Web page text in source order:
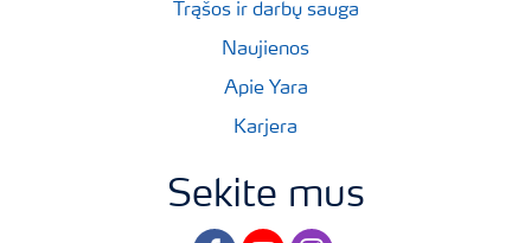
Trąšos ir darbų sauga
Naujienos
Apie Yara
Karjera
Sekite mus